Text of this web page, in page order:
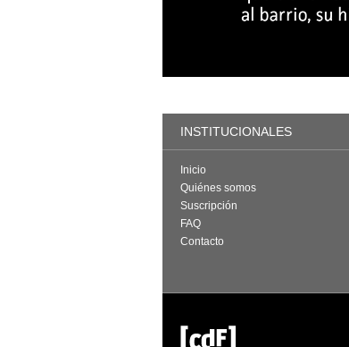
INSTITUCIONALES
Inicio
Quiénes somos
Suscripción
FAQ
Contacto